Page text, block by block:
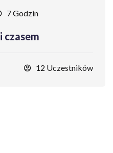
7 Godzin
czasem
12 Uczestników